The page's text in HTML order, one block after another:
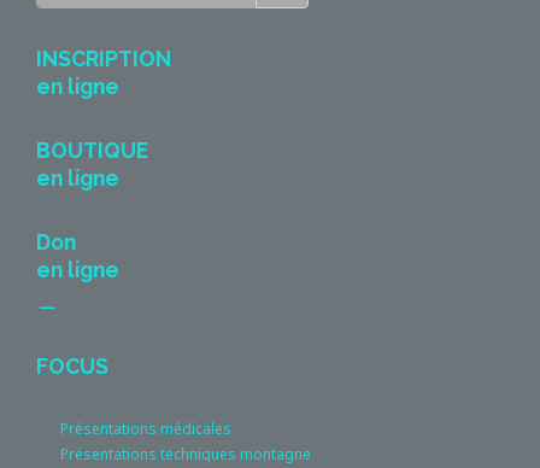
INSCRIPTION
en ligne
BOUTIQUE
en ligne
Don
en ligne
FOCUS
Présentations médicales
Présentations techniques montagne